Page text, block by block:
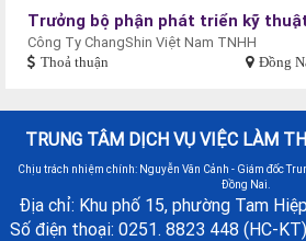
Trưởng bộ phận phát triển kỹ
Công Ty ChangShin Việt Nam TNHH
Thoả thuận Đồng
TRUNG TÂM DỊCH VỤ VIỆC LÀM
Chịu trách nhiệm chính: Nguyễn Văn Cảnh - Giám đốc
Đồng Nai.
Địa chỉ: Khu phố 15, phường Tam
Số điện thoại: 0251. 8823 448 (HC-